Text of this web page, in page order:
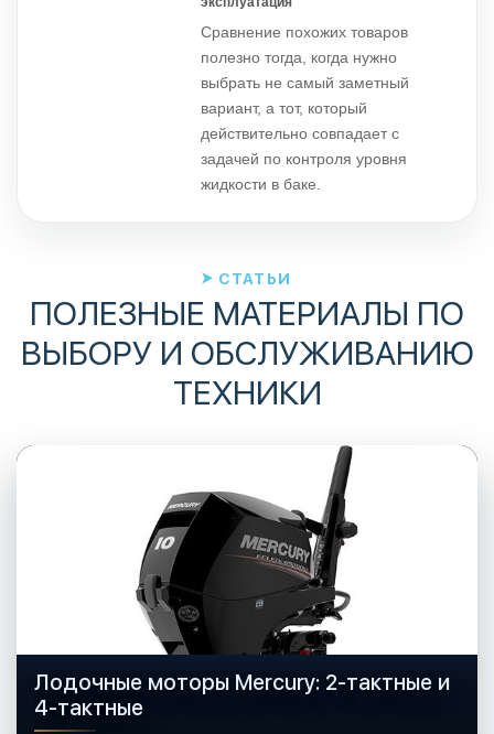
Сравнение похожих товаров
полезно тогда, когда нужно
выбрать не самый заметный
вариант, а тот, который
действительно совпадает с
задачей по контроля уровня
жидкости в баке.
СТАТЬИ
ПОЛЕЗНЫЕ МАТЕРИАЛЫ ПО
ВЫБОРУ И ОБСЛУЖИВАНИЮ
ТЕХНИКИ
Лодочные моторы Mercury: 2-тактные и
4-тактные